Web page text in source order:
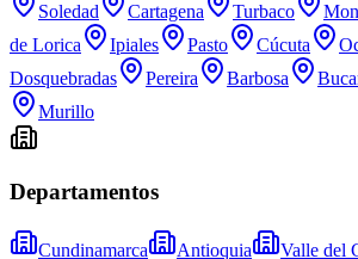
Soledad
Cartagena Turbaco
de Lorica
Ipiales Pasto Cúcuta
Dosquebradas
Pereira Barbosa
Murillo
Departamentos
Cundinamarca Antioquia Valle del